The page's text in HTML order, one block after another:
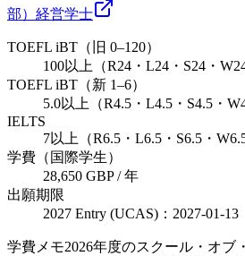
部） 経営学士
TOEFL iBT（旧 0–120）
100以上（R24・L24・S24・
TOEFL iBT（新 1–6）
5.0以上（R4.5・L4.5・S4.5・
IELTS
7以上（R6.5・L6.5・S6.5・
学費（国際学生）
28,650 GBP / 年
出願期限
2027 Entry (UCAS)：2027-01-13
学費メモ2026年度のスクール・オブ